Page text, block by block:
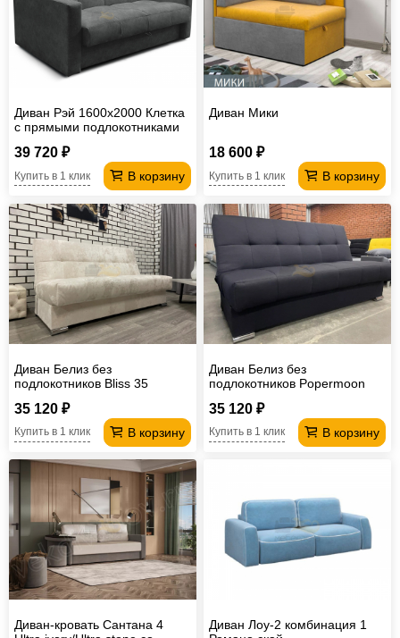
Диван Рэй 1600х2000 Клетка
с прямыми подлокотниками
39 720 ₽
В корзину
Купить в 1 клик
Диван Мики
18 600 ₽
В корзину
Купить в 1 клик
Диван Белиз без
подлокотников Bliss 35
35 120 ₽
В корзину
Купить в 1 клик
Диван Белиз без
подлокотников Popermoon
35 120 ₽
В корзину
Купить в 1 клик
Диван-кровать Сантана 4
Диван Лоу-2 комбинация 1